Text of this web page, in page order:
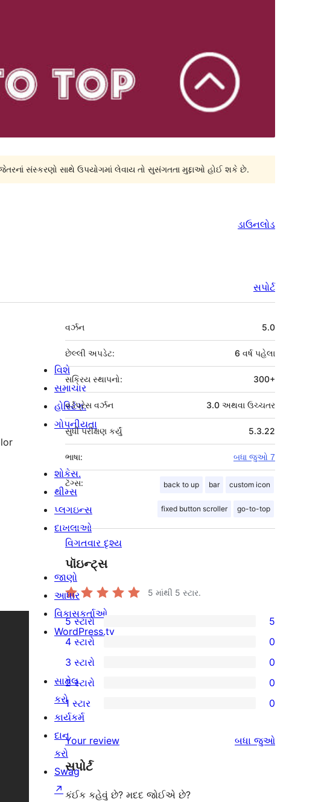
સંસ્કરણો સાથે ઉપયોગમાં લેવાય તો સુસંગતતા મુદ્દાઓ હોઈ શકે છે.
ડાઉનલોડ
સપોર્ટ
મેટા
વર્ઝન 5.0
છેલ્લી અપડેટ: 6 વર્ષપહેલા
સક્રિય સ્થાપનો: 300+
વર્ડપ્રેસ વર્ઝન 3.0 અથવા ઉચ્ચતર
5.3.22
સુધી પરીક્ષણ કર્યું
ભાષા: બધા જુઓ 7
ટૅગ્સ: back to up bar custom icon
fixed button scroller go-to-top
વિગતવાર દૃશ્ય
પૉઇન્ટ્સ
5 માંથી 5 સ્ટાર.
5
5-
સ્ટાર
સમીક્ષાઓ
5 સ્ટારો 5
4-
સ્ટાર
સમીક્ષાઓ
4 સ્ટારો 0
0
3-
સ્ટાર
સમીક્ષાઓ
3 સ્ટારો 0
0
2-
સમીક્ષાઓ
2 સ્ટારો 0
0
સ્ટાર
સમીક્ષાઓ
1 સ્ટાર 0
Your review બધા સમીક્ષાઓ
જુઓ
સપોર્ટ
કંઈક કહેવું છે? મદદ જોઈએ છે?
વિશે
સમાચાર
હોસ્ટિંગ.
ગોપનીયતા
શોકેસ.
થીમ્સ
પ્લગઇન્સ
દાખલાઓ
જાણો
આધાર
વિકાસકર્તાઓ
WordPress.tv
સામેલ
કરો
કાર્યકર્મ
દાન
કરો
Swag
↗